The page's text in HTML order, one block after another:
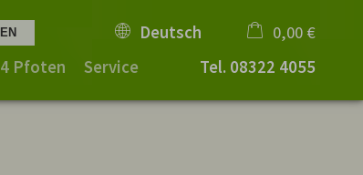
4 Pfoten Service
Deutsch
Tel. 08322 4055
0,00 €
×
Warenkorb ist leer